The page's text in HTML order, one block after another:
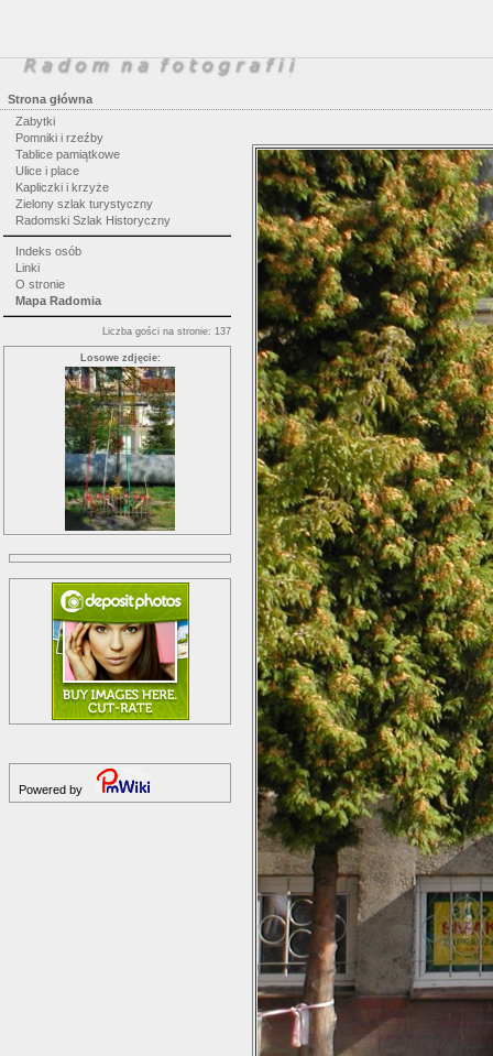
Strona główna
Zabytki
Pomniki i rzeźby
Tablice pamiątkowe
Ulice i place
Kapliczki i krzyże
Zielony szlak turystyczny
Radomski Szlak Historyczny
Indeks osób
Linki
O stronie
Mapa Radomia
Liczba gości na stronie: 137
Losowe zdjęcie:
Powered by